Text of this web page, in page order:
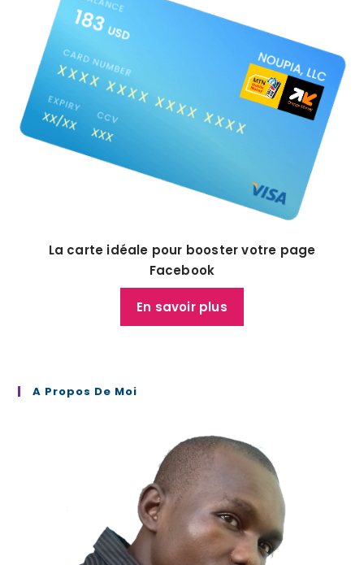
La carte idéale pour booster votre page
Facebook
En savoir plus
A Propos De Moi